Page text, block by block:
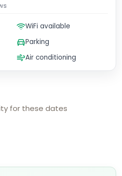
for these dates
WiFi available
Parking
Air conditioning